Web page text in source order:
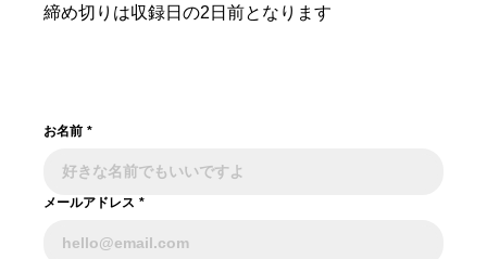
締め切りは収録日の2日前となります
お名前 *
メールアドレス *